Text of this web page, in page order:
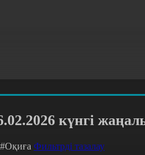
күнгі
#Оқиға Фильтрді тазалау